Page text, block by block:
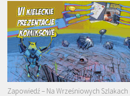
Zapowiedź – Na Wrześniowych Szlakach